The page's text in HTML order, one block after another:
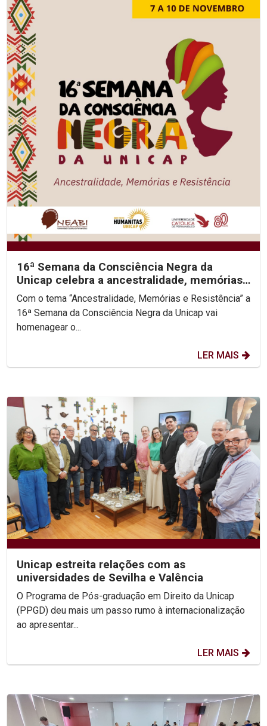
16ª Semana da Consciência Negra da
Unicap celebra a ancestralidade, memórias
e resistência do...
Com o tema “Ancestralidade, Memórias e Resistência” a
16ª Semana da Consciência Negra da Unicap vai
homenagear o...
LER MAIS
Unicap estreita relações com as
universidades de Sevilha e Valência
O Programa de Pós-graduação em Direito da Unicap
(PPGD) deu mais um passo rumo à internacionalização
ao apresentar...
LER MAIS